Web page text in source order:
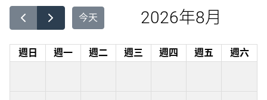
今天 2026年8月
週日 週一 週二 週三 週四 週五 週六